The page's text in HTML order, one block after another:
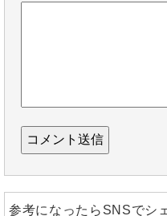
参考になったらSNSでシ